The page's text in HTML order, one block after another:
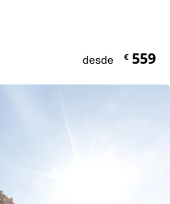
desde €559